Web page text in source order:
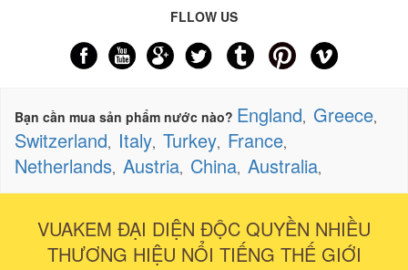
FLLOW US
Bạn cần mua sản phẩm nước nào? England, Greece,
Switzerland, Italy, Turkey, France,
Netherlands, Austria, China, Australia,
VUAKEM ĐẠI DIỆN ĐỘC QUYỀN NHIỀU
THƯƠNG HIỆU NỔI TIẾNG THẾ GIỚI